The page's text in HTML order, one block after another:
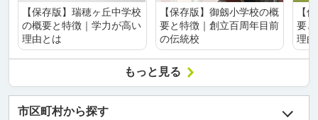
【保存版】瑞穂ヶ丘中学校
の概要と特徴｜学力が高い
理由とは
【保存版】御劔小学校の概
要と特徴｜創立百周年目前
の伝統校
【
要
理
もっと見る
市区町村から探す